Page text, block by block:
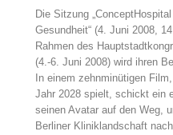
Die Sitzung
Gesundheit“ (4. Juni 2008,
Rahmen des
(4.-6. Juni 2008) wird ihren
In einem zehnminütigen
Jahr 2028 spielt, schickt ein
seinen Avatar auf den Weg,
Berliner Kliniklandschaft